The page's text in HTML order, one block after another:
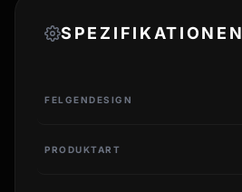
SPEZIFIKATIONEN
FELGENDESIGN
PRODUKTART